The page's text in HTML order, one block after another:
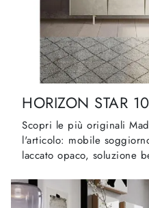
HORIZON STAR
Scopri le più originali
l'articolo: mobile
laccato opaco, soluzione